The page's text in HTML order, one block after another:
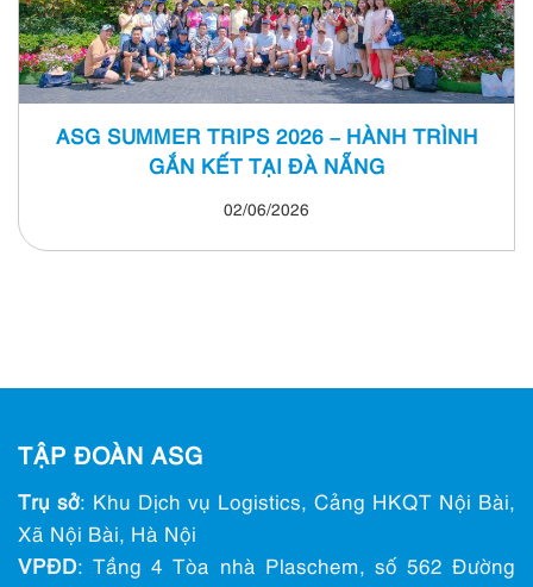
ASG SUMMER TRIPS 2026 – HÀNH TRÌNH
GẮN KẾT TẠI ĐÀ NẴNG
02/06/2026
TẬP ĐOÀN ASG
Trụ sở: Khu Dịch vụ Logistics, Cảng HKQT Nội Bài,
Xã Nội Bài, Hà Nội
VPĐD: Tầng 4 Tòa nhà Plaschem, số 562 Đường